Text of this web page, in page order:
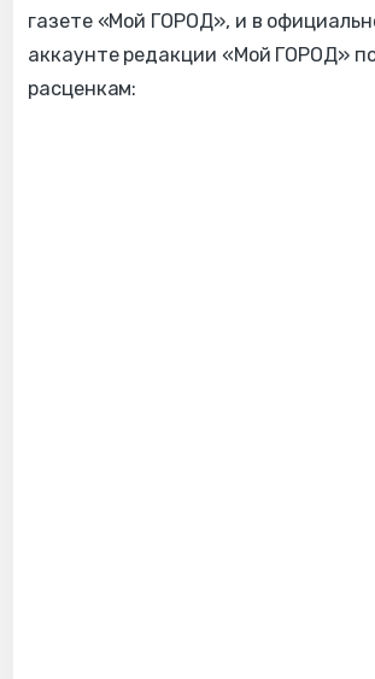
газете «Мой ГОРОД», и в
аккаунте редакции «Мой ГОРОД»
расценкам: